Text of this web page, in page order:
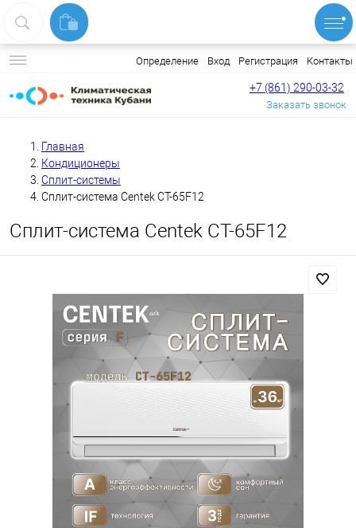
Определение Вход Регистрация Контакты
+7 (861) 290-03-32
Заказать звонок
Главная
Кондиционеры
Сплит-системы
Сплит-система Centek CT-65F12
Сплит-система Centek CT-65F12